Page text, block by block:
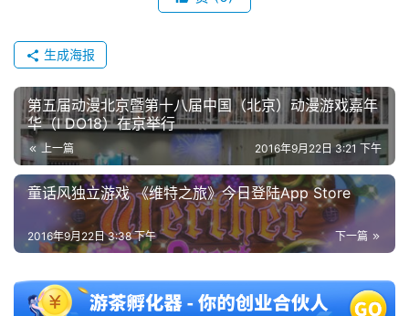
生成海报
第五届动漫北京暨第十八届中国（北京）动漫游戏嘉年
华（I DO18）在京举行
上一篇 2016年9月22日 3:21 下午
童话风独立游戏 《维特之旅》今日登陆App Store
下一篇
2016年9月22日 3:38 下午